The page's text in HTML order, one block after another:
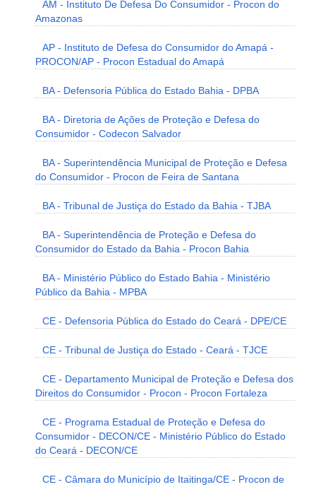
AM - Instituto De Defesa Do Consumidor - Procon do
Amazonas
AP - Instituto de Defesa do Consumidor do Amapá -
PROCON/AP - Procon Estadual do Amapá
BA - Defensoria Pública do Estado Bahia - DPBA
BA - Diretoria de Ações de Proteção e Defesa do
Consumidor - Codecon Salvador
BA - Superintendência Municipal de Proteção e Defesa
do Consumidor - Procon de Feira de Santana
BA - Tribunal de Justiça do Estado da Bahia - TJBA
BA - Superintendência de Proteção e Defesa do
Consumidor do Estado da Bahia - Procon Bahia
BA - Ministério Público do Estado Bahia - Ministério
Público da Bahia - MPBA
CE - Defensoria Pública do Estado do Ceará - DPE/CE
CE - Tribunal de Justiça do Estado - Ceará - TJCE
CE - Departamento Municipal de Proteção e Defesa dos
Direitos do Consumidor - Procon - Procon Fortaleza
CE - Programa Estadual de Proteção e Defesa do
Consumidor - DECON/CE - Ministério Público do Estado
do Ceará - DECON/CE
CE - Câmara do Município de Itaitinga/CE - Procon de